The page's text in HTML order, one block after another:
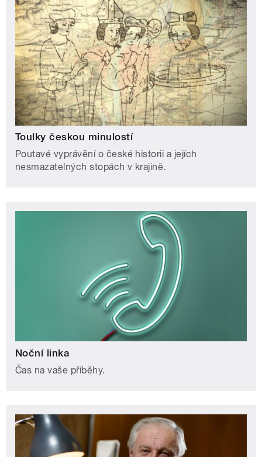
Toulky českou minulostí
Poutavé vyprávění o české historii a jejích
nesmazatelných stopách v krajině.
Noční linka
Čas na vaše příběhy.